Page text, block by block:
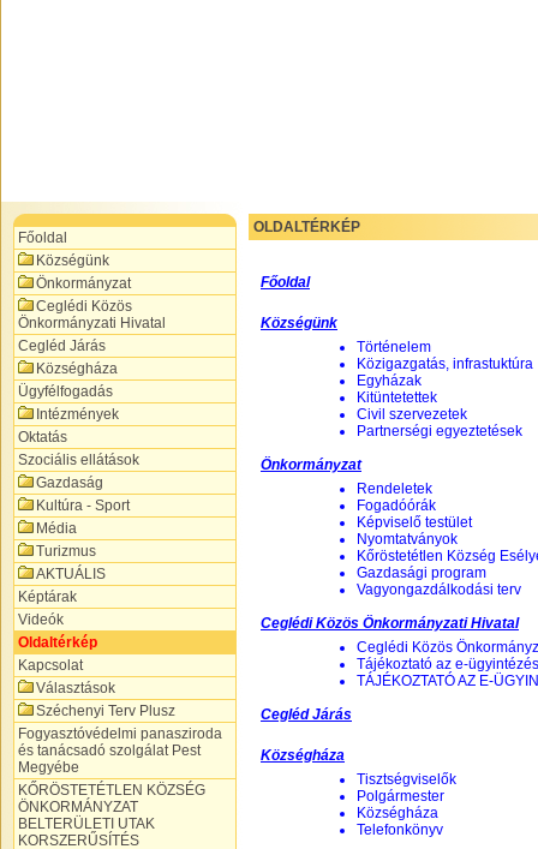
Főoldal
Községünk
Önkormányzat
Ceglédi Közös
Önkormányzati Hivatal
Cegléd Járás
Községháza
Ügyfélfogadás
Intézmények
Oktatás
Szociális ellátások
Gazdaság
Kultúra - Sport
Média
Turizmus
AKTUÁLIS
Képtárak
Videók
Oldaltérkép
Kapcsolat
Választások
Széchenyi Terv Plusz
Fogyasztóvédelmi panasziroda
és tanácsadó szolgálat Pest
Megyébe
KŐRÖSTETÉTLEN KÖZSÉG
ÖNKORMÁNYZAT
BELTERÜLETI UTAK
KORSZERŰSÍTÉS
OLDALTÉRKÉP
Főoldal
Községünk
Történelem
Közigazgatás, infrastuktúra
Egyházak
Kitüntetettek
Civil szervezetek
Partnerségi egyeztetések
Önkormányzat
Rendeletek
Fogadóórák
Képviselő testület
Nyomtatványok
Kőröstetétlen Község
Gazdasági program
Vagyongazdálkodási terv
Ceglédi Közös Önkormányzati Hivatal
Ceglédi Közös
Tájékoztató az e-
TÁJÉKOZTATÓ AZ E-
Cegléd Járás
Községháza
Tisztségviselők
Polgármester
Községháza
Telefonkönyv